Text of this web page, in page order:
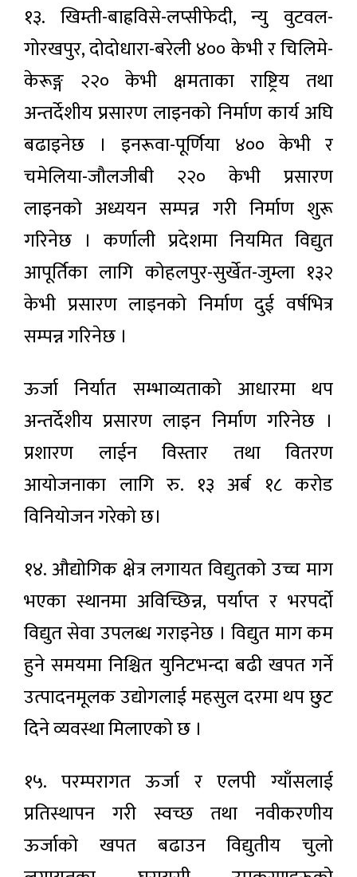
१३. खिम्ती-बाह्रविसे-लप्सीफेदी, न्यु वुटवल-
गोरखपुर, दोदोधारा-बरेली ४०० केभी र चिलिमे-
केरूङ्ग २२० केभी क्षमताका राष्ट्रिय तथा
अन्तर्देशीय प्रसारण लाइनको निर्माण कार्य अघि
बढाइनेछ । इनरूवा-पूर्णिया ४०० केभी र
चमेलिया-जौलजीबी २२० केभी प्रसारण
लाइनको अध्ययन सम्पन्न गरी निर्माण शुरू
गरिनेछ । कर्णाली प्रदेशमा नियमित विद्युत
आपूर्तिका लागि कोहलपुर-सुर्खेत-जुम्ला १३२
केभी प्रसारण लाइनको निर्माण दुई वर्षभित्र
सम्पन्न गरिनेछ ।
ऊर्जा निर्यात सम्भाव्यताको आधारमा थप
अन्तर्देशीय प्रसारण लाइन निर्माण गरिनेछ ।
प्रशारण लाईन विस्तार तथा वितरण
आयोजनाका लागि रु. १३ अर्ब १८ करोड
विनियोजन गरेको छ।
१४. औद्योगिक क्षेत्र लगायत विद्युतको उच्च माग
भएका स्थानमा अविच्छिन्न, पर्याप्त र भरपर्दो
विद्युत सेवा उपलब्ध गराइनेछ । विद्युत माग कम
हुने समयमा निश्चित युनिटभन्दा बढी खपत गर्ने
उत्पादनमूलक उद्योगलाई महसुल दरमा थप छुट
दिने व्यवस्था मिलाएको छ ।
१५. परम्परागत ऊर्जा र एलपी ग्याँसलाई
प्रतिस्थापन गरी स्वच्छ तथा नवीकरणीय
ऊर्जाको खपत बढाउन विद्युतीय चुलो